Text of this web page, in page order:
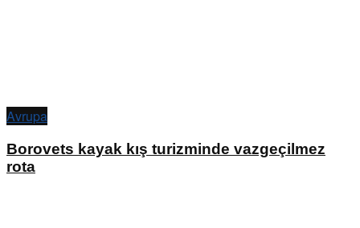
Avrupa
Borovets kayak kış turizminde vazgeçilmez
rota